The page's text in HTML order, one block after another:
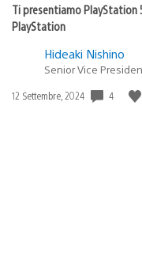
Ti presentiamo PlayStation
PlayStation
Hideaki Nishino
Senior Vice
Data
12 Settembre, 2024 4